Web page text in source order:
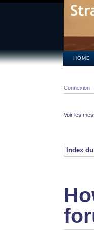
HOME
Connexion
Voir les
Index